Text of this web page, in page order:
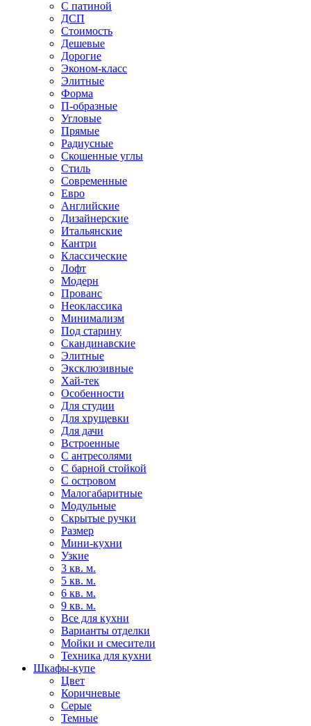
С патиной
ДСП
Стоимость
Дешевые
Дорогие
Эконом-класс
Элитные
Форма
П-образные
Угловые
Прямые
Радиусные
Скошенные углы
Стиль
Современные
Евро
Английские
Дизайнерские
Итальянские
Кантри
Классические
Лофт
Модерн
Прованс
Неоклассика
Минимализм
Под старину
Скандинавские
Элитные
Эксклюзивные
Хай-тек
Особенности
Для студии
Для хрущевки
Для дачи
Встроенные
С антресолями
С барной стойкой
С островом
Малогабаритные
Модульные
Скрытые ручки
Размер
Мини-кухни
Узкие
3 кв. м.
5 кв. м.
6 кв. м.
9 кв. м.
Все для кухни
Варианты отделки
Мойки и смесители
Техника для кухни
Шкафы-купе
Цвет
Коричневые
Серые
Темные